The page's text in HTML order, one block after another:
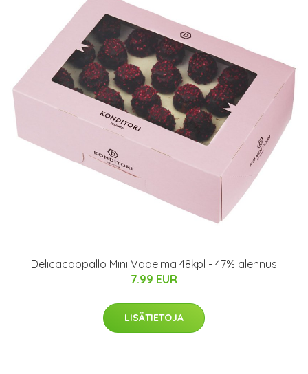
Delicacaopallo Mini Vadelma 48kpl - 47% alennus
7.99 EUR
LISÄTIETOJA